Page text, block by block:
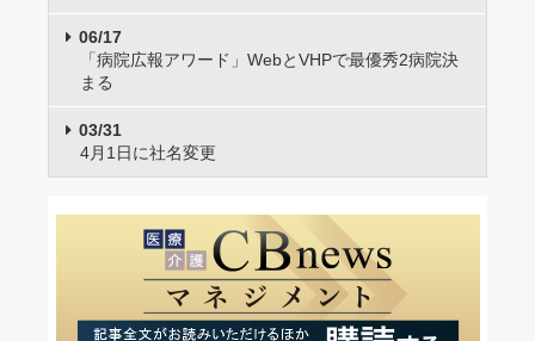
06/17
「病院広報アワード」WebとVHPで最優秀2病院決
まる
03/31
4月1日に社名変更